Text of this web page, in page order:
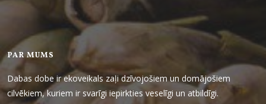
PAR MUMS
Dabas dobe ir ekoveikals zaļi dzīvojošiem un domājošiem
cilvēkiem, kuriem ir svarīgi iepirkties veselīgi un atbildīgi.